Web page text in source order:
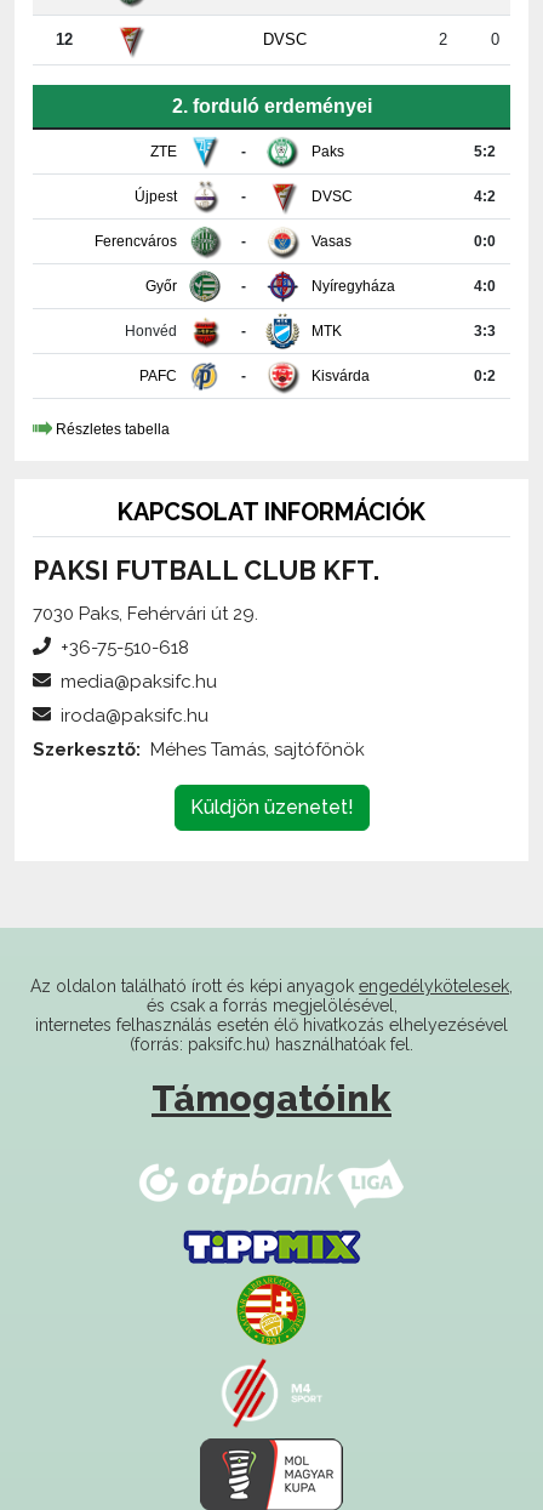
12 DVSC 2 0
2. forduló erdeményei
ZTE - Paks 5:2
Újpest - DVSC 4:2
Ferencváros - Vasas 0:0
Győr - Nyíregyháza 4:0
Honvéd - MTK 3:3
PAFC - Kisvárda 0:2
Részletes tabella
KAPCSOLAT INFORMÁCIÓK
PAKSI FUTBALL CLUB KFT.
7030 Paks, Fehérvári út 29.
+36-75-510-618
media@paksifc.hu
iroda@paksifc.hu
Szerkesztő: Méhes Tamás, sajtófőnök
Küldjön üzenetet!
Az oldalon található írott és képi anyagok engedélykötelesek
és csak a forrás megjelölésével,
internetes felhasználás esetén élő hivatkozás elhelyezésével
(forrás: paksifc.hu) használhatóak fel.
Támogatóink